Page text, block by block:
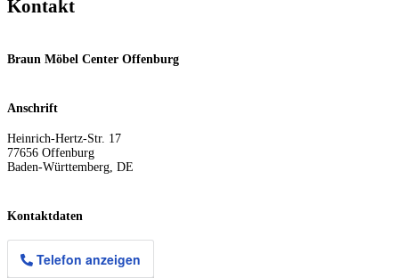
Kontakt
Braun Möbel Center Offenburg
Anschrift
Heinrich-Hertz-Str. 17
77656 Offenburg
Baden-Württemberg, DE
Kontaktdaten
Telefon anzeigen